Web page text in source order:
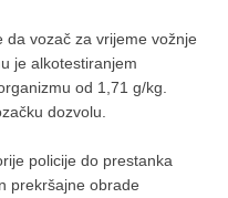
vozač za vrijeme vožnje
je alkotestiranjem
od 1,71 g/kg.
dozvolu.
policije do prestanka
prekršajne obrade